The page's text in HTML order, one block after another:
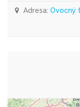
Adresa: Ovocný